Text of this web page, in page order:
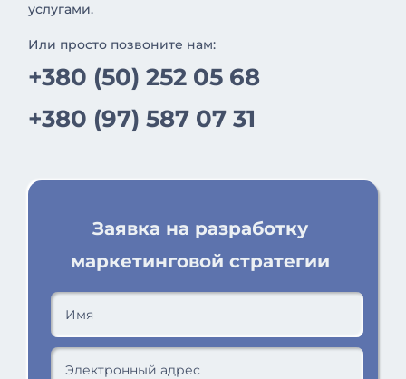
услугами.
Или просто позвоните нам:
+380 (50) 252 05 68
+380 (97) 587 07 31
Заявка на разработку
маркетинговой стратегии